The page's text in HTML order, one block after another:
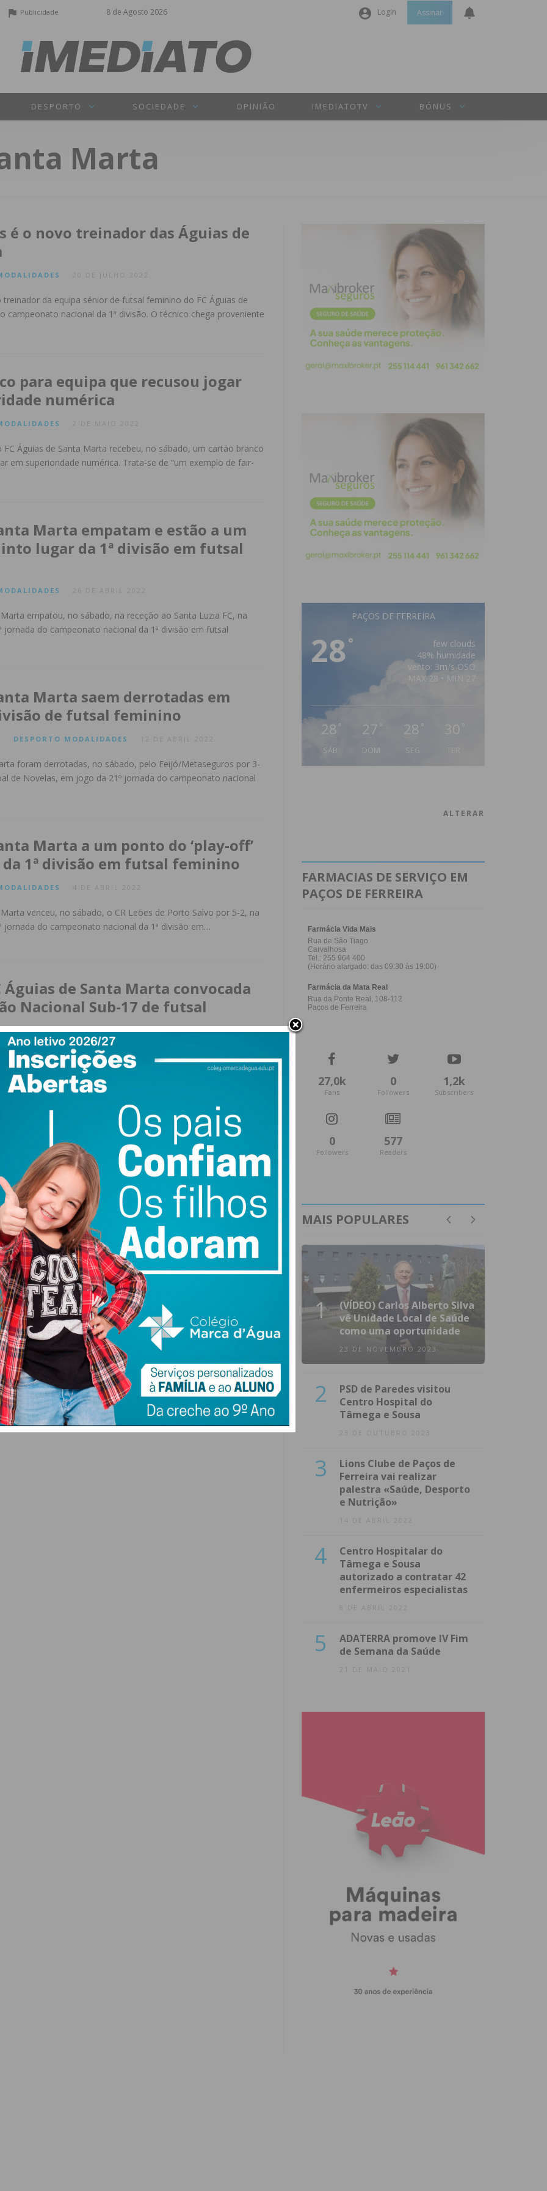
8 de Agosto 2026
Publicidade Login Assinar
DESPORTO SOCIEDADE OPINIÃO IMEDIATOTV BÓNUS
Marta
é o novo treinador das Águias de
da equipa sénior de futsal feminino do FC Águias de
campeonato nacional da 1ª divisão. O técnico chega proveniente
para equipa que recusou jogar
numérica
2 DE MAIO 2022
FC Águias de Santa Marta recebeu, no sábado, um cartão branco
em superioridade numérica. Trata-se de “um exemplo de fair-
Marta empatam e estão a um
lugar da 1ª divisão em futsal
26 DE ABRIL 2022
empatou, no sábado, na receção ao Santa Luzia FC, na
jornada do campeonato nacional da 1ª divisão em futsal
Marta saem derrotadas em
de futsal feminino
DESPORTO MODALIDADES 12 DE ABRIL 2022
foram derrotadas, no sábado, pelo Feijó/Metaseguros por 3-
de Novelas, em jogo da 21º jornada do campeonato nacional
Marta a um ponto do ‘play-off’
da 1ª divisão em futsal feminino
4 DE ABRIL 2022
venceu, no sábado, o CR Leões de Porto Salvo por 5-2, na
jornada do campeonato nacional da 1ª divisão em…
Águias de Santa Marta convocada
Nacional Sub-17 de futsal
29 DE MARÇO 2022
do FC Águias de Santa Marta, foi convocada para o estágio da
de futsal feminino, que vai acontecer no Centro de Estágios de
PAÇOS DE FERREIRA
28°
few clouds
48% humidade
vento: 3m/s OSO
MAX 28 • MIN 27
28 °
SÁB
27 °
DOM
28 °
SEG
30 °
ALTERAR
FARMACIAS DE SERVIÇO EM
PAÇOS DE FERREIRA
27,0k
Fans
0
Followers
1,2k
Subscribers
0
Followers
577
Readers
MAIS POPULARES
1
(VÍDEO) Carlos Alberto Silva
vê Unidade Local de Saúde
como uma oportunidade
23 DE NOVEMBRO 2023
2
PSD de Paredes visitou
Centro Hospital do
Tâmega e Sousa
23 DE OUTUBRO 2023
3
Lions Clube de Paços de
Ferreira vai realizar
palestra «Saúde, Desporto
e Nutrição»
14 DE ABRIL 2022
4
Centro Hospitalar do
Tâmega e Sousa
autorizado a contratar 42
enfermeiros especialistas
8 DE ABRIL 2022
5
ADATERRA promove IV Fim
de Semana da Saúde
21 DE MAIO 2021